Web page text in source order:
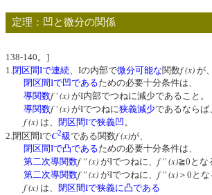
定理：凹と微分の関係
[小平
138-140。]
1. 閉区間Iで連続 、Iの内部で微分可能な関数f (x) が
閉区間Iで凹であるための必要十分条件は、
導関数f ' (x) がI内部でつねに減少であること
導関数f ' (x) がIでつねに狭義減少であるならば
f (x) は、 閉区間Iで狭義凹 。
2.閉区間IでC2級である関数f (x)が、
閉区間Iで凸であるための必要十分条件は、
第二次導関数f '' (x) がIでつねに、 f '' (x)≧0とな
第二次導関数f '' (x) がIでつねに、 f '' (x) ＞0と
f (x) は、 閉区間Iで狭義に凸である